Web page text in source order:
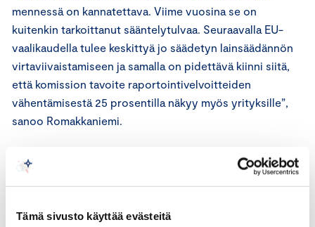
Tämä sivusto käyttää evästeitä
mennessä on kannatettava. Viime vuosina se on
kuitenkin tarkoittanut sääntelytulvaa. Seuraavalla EU-
vaalikaudella tulee keskittyä jo säädetyn lainsäädännön
virtaviivaistamiseen ja samalla on pidettävä kiinni siitä,
että komission tavoite raportointivelvoitteiden
vähentämisestä 25 prosentilla näkyy myös yrityksille”,
sanoo Romakkaniemi.
Romakkaniemen mukaan myös sisämarkkinoiden
toimivuuden kannalta on keskeistä, että sisämarkkinoita
kaudella eroon ja palataan tiukempiin tukisääntöihin.